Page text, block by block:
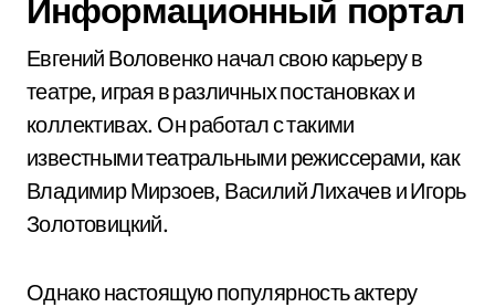
Информационный портал
Евгений Воловенко начал свою карьеру в
театре, играя в различных постановках и
коллективах. Он работал с такими
известными театральными режиссерами, как
Владимир Мирзоев, Василий Лихачев и Игорь
Золотовицкий.
Однако настоящую популярность актеру